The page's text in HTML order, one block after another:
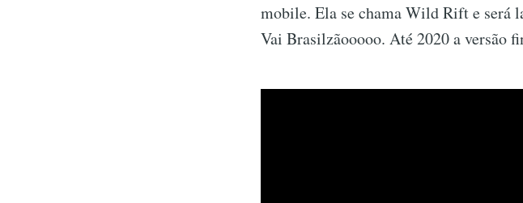
mobile. Ela se chama Wild Rift e será
Vai Brasilzãooooo. Até 2020 a versão